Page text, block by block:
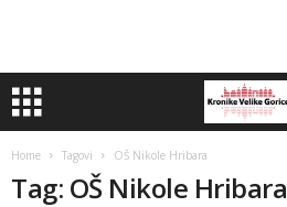
Home Tagovi OŠ Nikole Hribara
Tag: OŠ Nikole Hribara